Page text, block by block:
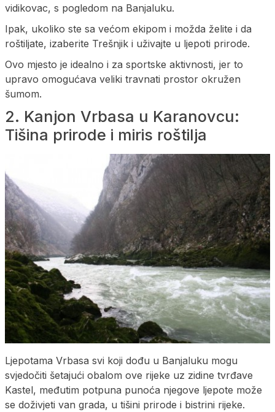
vidikovac, s pogledom na Banjaluku.
Ipak, ukoliko ste sa većom ekipom i možda želite i da
roštiljate, izaberite Trešnjik i uživajte u ljepoti prirode.
Ovo mjesto je idealno i za sportske aktivnosti, jer to
upravo omogućava veliki travnati prostor okružen
šumom.
2. Kanjon Vrbasa u Karanovcu:
Tišina prirode i miris roštilja
Ljepotama Vrbasa svi koji dođu u Banjaluku mogu
svjedočiti šetajući obalom ove rijeke uz zidine tvrđave
Kastel, međutim potpuna punoća njegove ljepote može
se doživjeti van grada, u tišini prirode i bistrini rijeke.